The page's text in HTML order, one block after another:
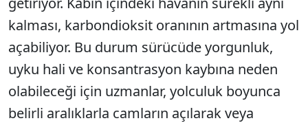
kalması, karbondioksit oranının artmasına yol
açabiliyor. Bu durum sürücüde yorgunluk,
uyku hali ve konsantrasyon kaybına neden
olabileceği için uzmanlar, yolculuk boyunca
belirli aralıklarla camların açılarak veya